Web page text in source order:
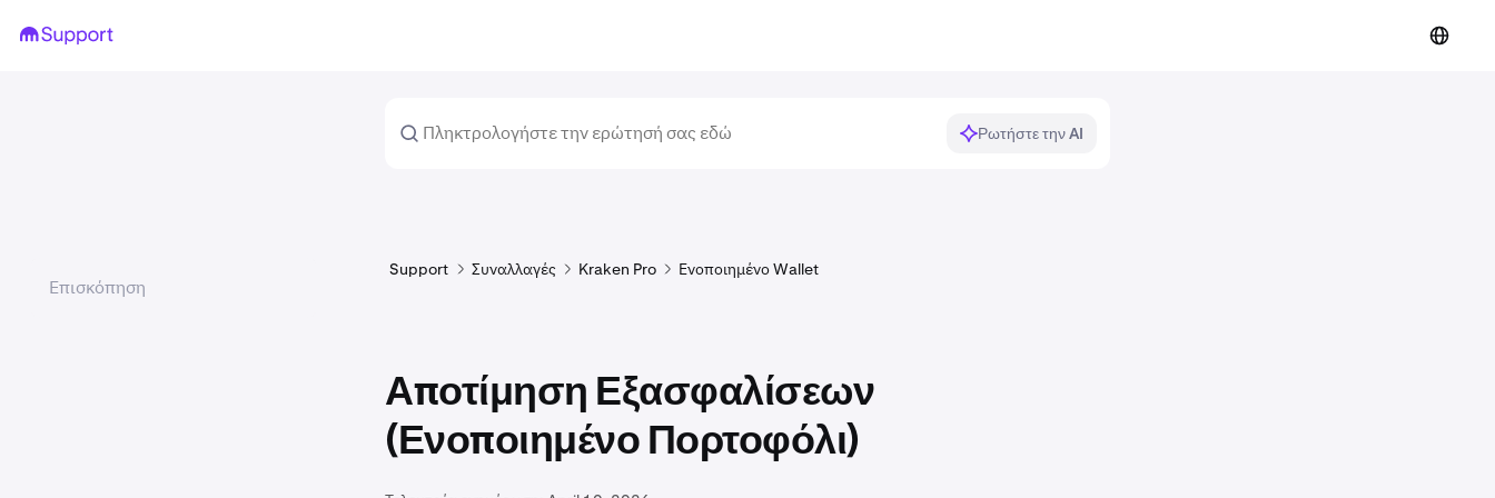
Ρωτήστε την AI
Support Συναλλαγές Kraken Pro Ενοποιημένο Wallet
Αποτίμηση Εξασφαλίσεων
(Ενοποιημένο Πορτοφόλι)
Επισκόπηση